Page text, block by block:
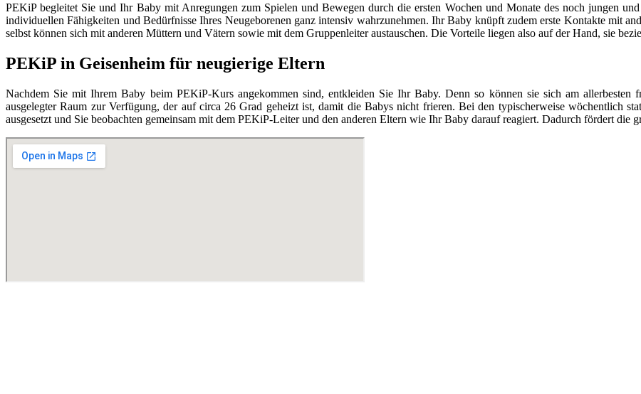
PEKiP begleitet Sie und Ihr Baby mit Anregungen zum Spielen und Bewegen durch die ersten Wochen und Monate des noch jungen
individuellen Fähigkeiten und Bedürfnisse Ihres Neugeborenen ganz intensiv wahrzunehmen. Ihr Baby knüpft zudem erste Kontakte mit
selbst können sich mit anderen Müttern und Vätern sowie mit dem Gruppenleiter austauschen. Die Vorteile liegen also auf der Hand, sie
PEKiP in Geisenheim für neugierige Eltern
Nachdem Sie mit Ihrem Baby beim PEKiP-Kurs angekommen sind, entkleiden Sie Ihr Baby. Denn so können sie sich am allerbesten
ausgelegter Raum zur Verfügung, der auf circa 26 Grad geheizt ist, damit die Babys nicht frieren. Bei den typischerweise wöchentlich
ausgesetzt und Sie beobachten gemeinsam mit dem PEKiP-Leiter und den anderen Eltern wie Ihr Baby darauf reagiert. Dadurch fördert die